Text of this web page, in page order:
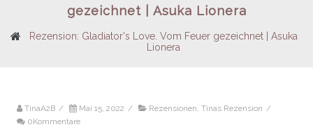
gezeichnet | Asuka Lionera
Rezension: Gladiator's Love. Vom Feuer gezeichnet | Asuka
Lionera
TinaA2B / Mai 15, 2022 / Rezensionen Tinas Rezension /
0Kommentare